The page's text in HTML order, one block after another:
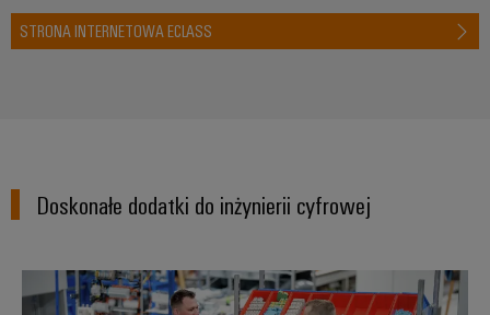
STRONA INTERNETOWA ECLASS
Doskonałe dodatki do inżynierii cyfrowej
Doradztwo w zakresie techniki